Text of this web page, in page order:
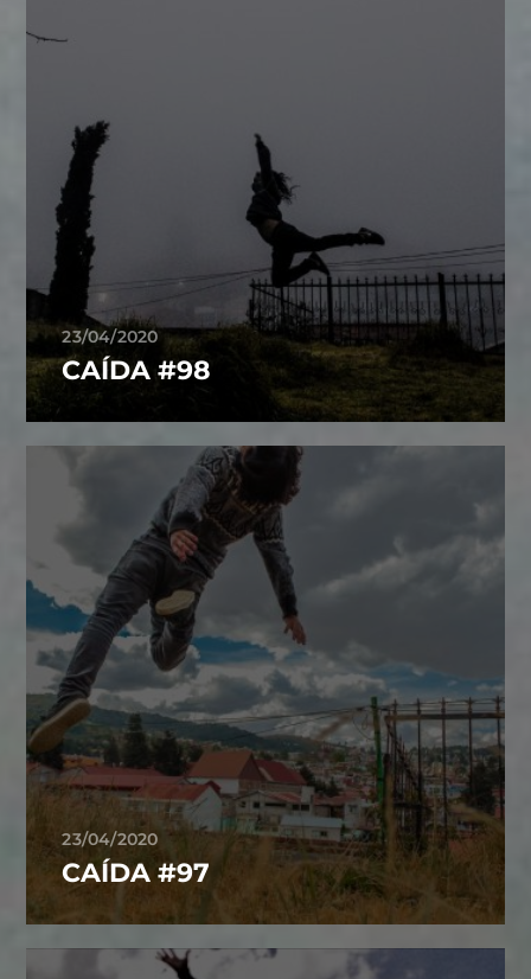
23/04/2020
CAÍDA #98
23/04/2020
CAÍDA #97